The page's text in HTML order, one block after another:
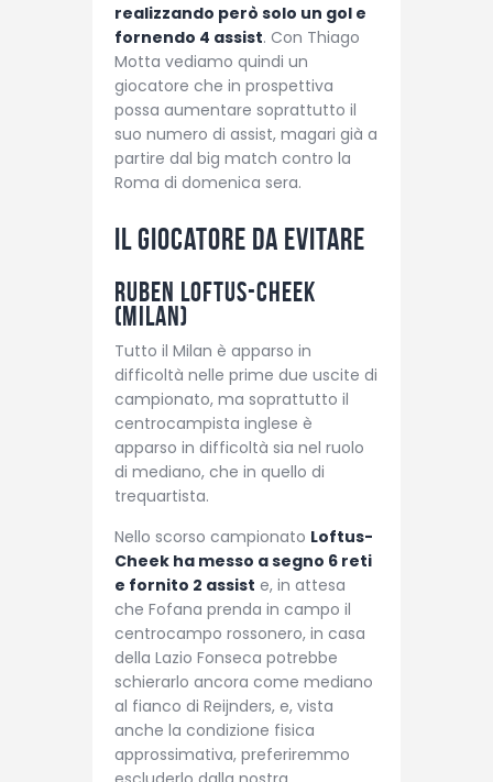
realizzando però solo un gol e
fornendo 4 assist. Con Thiago
Motta vediamo quindi un
giocatore che in prospettiva
possa aumentare soprattutto il
suo numero di assist, magari già a
partire dal big match contro la
Roma di domenica sera.
Il giocatore da evitare
Ruben Loftus-Cheek
(Milan)
Tutto il Milan è apparso in
difficoltà nelle prime due uscite di
campionato, ma soprattutto il
centrocampista inglese è
apparso in difficoltà sia nel ruolo
di mediano, che in quello di
trequartista.
Nello scorso campionato Loftus-
Cheek ha messo a segno 6 reti
e fornito 2 assist e, in attesa
che Fofana prenda in campo il
centrocampo rossonero, in casa
della Lazio Fonseca potrebbe
schierarlo ancora come mediano
al fianco di Reijnders, e, vista
anche la condizione fisica
approssimativa, preferiremmo